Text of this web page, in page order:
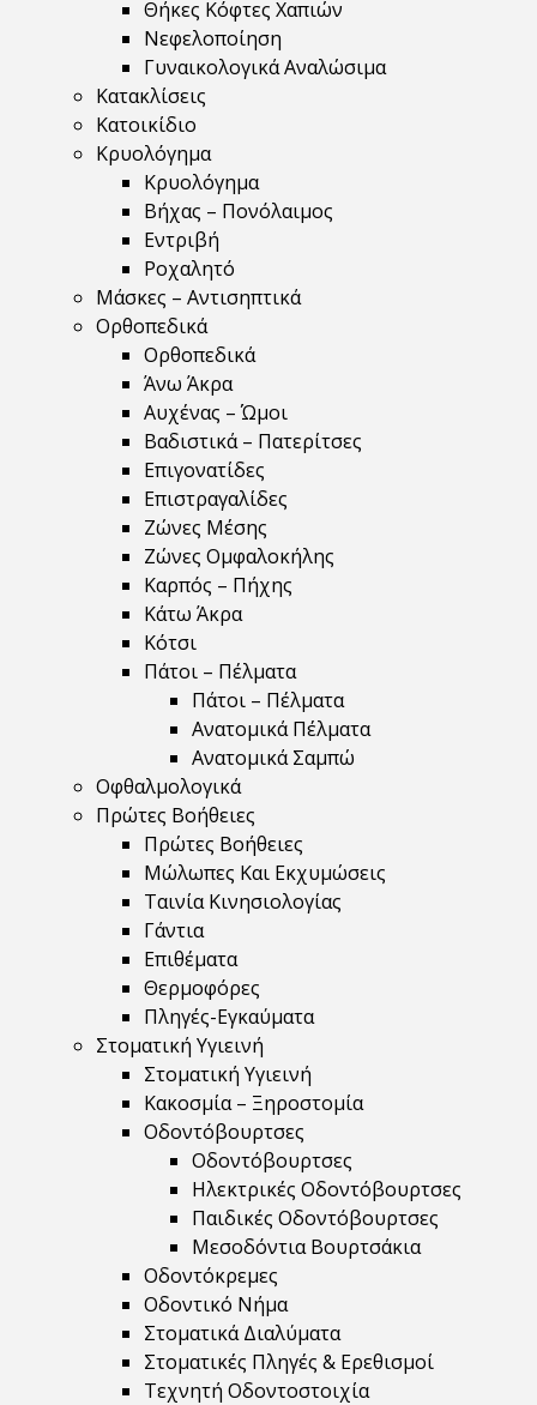
Θήκες Κόφτες Χαπιών
Νεφελοποίηση
Γυναικολογικά Αναλώσιμα
Κατακλίσεις
Κατοικίδιο
Κρυολόγημα
Κρυολόγημα
Βήχας – Πονόλαιμος
Εντριβή
Ροχαλητό
Μάσκες – Αντισηπτικά
Ορθοπεδικά
Ορθοπεδικά
Άνω Άκρα
Αυχένας – Ώμοι
Βαδιστικά – Πατερίτσες
Επιγονατίδες
Επιστραγαλίδες
Ζώνες Μέσης
Ζώνες Ομφαλοκήλης
Καρπός – Πήχης
Κάτω Άκρα
Κότσι
Πάτοι – Πέλματα
Πάτοι – Πέλματα
Ανατομικά Πέλματα
Ανατομικά Σαμπώ
Οφθαλμολογικά
Πρώτες Βοήθειες
Πρώτες Βοήθειες
Μώλωπες Και Εκχυμώσεις
Ταινία Κινησιολογίας
Γάντια
Επιθέματα
Θερμοφόρες
Πληγές-Εγκαύματα
Στοματική Υγιεινή
Στοματική Υγιεινή
Κακοσμία – Ξηροστομία
Οδοντόβουρτσες
Οδοντόβουρτσες
Ηλεκτρικές Οδοντόβουρτσες
Παιδικές Οδοντόβουρτσες
Μεσοδόντια Βουρτσάκια
Οδοντόκρεμες
Οδοντικό Νήμα
Στοματικά Διαλύματα
Στοματικές Πληγές & Ερεθισμοί
Τεχνητή Οδοντοστοιχία